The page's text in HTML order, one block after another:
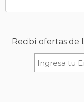
Recibí ofertas de